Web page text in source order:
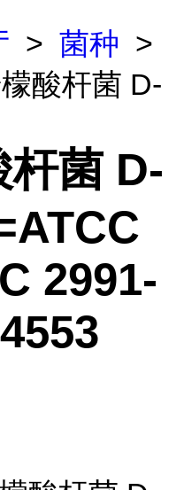
> 菌种 >
酸杆菌 D-
菌 D-
2991-